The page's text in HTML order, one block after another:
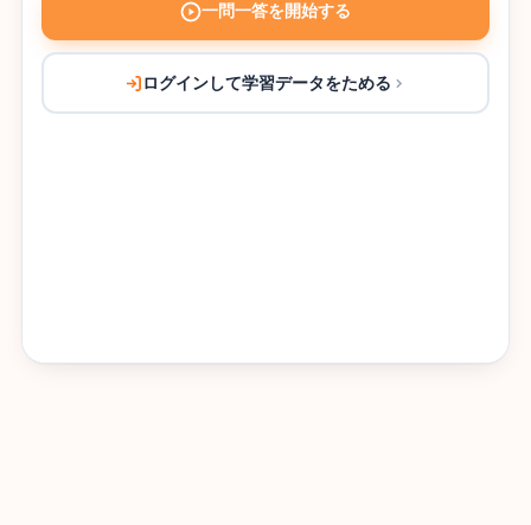
一問一答を開始する
ログインして学習データをためる